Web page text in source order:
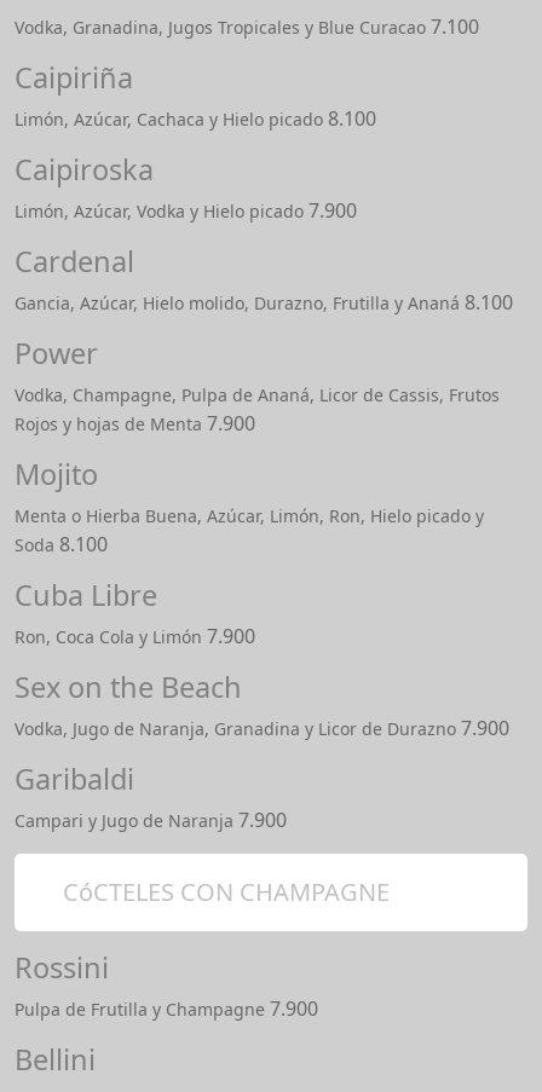
Vodka, Granadina, Jugos Tropicales y Blue Curacao 7.100
Caipiriña
Limón, Azúcar, Cachaca y Hielo picado 8.100
Caipiroska
Limón, Azúcar, Vodka y Hielo picado 7.900
Cardenal
Gancia, Azúcar, Hielo molido, Durazno, Frutilla y Ananá 8.100
Power
Vodka, Champagne, Pulpa de Ananá, Licor de Cassis, Frutos
Rojos y hojas de Menta 7.900
Mojito
Menta o Hierba Buena, Azúcar, Limón, Ron, Hielo picado y
Soda 8.100
Cuba Libre
Ron, Coca Cola y Limón 7.900
Sex on the Beach
Vodka, Jugo de Naranja, Granadina y Licor de Durazno 7.900
Garibaldi
Campari y Jugo de Naranja 7.900
CóCTELES CON CHAMPAGNE
Rossini
Pulpa de Frutilla y Champagne 7.900
Bellini